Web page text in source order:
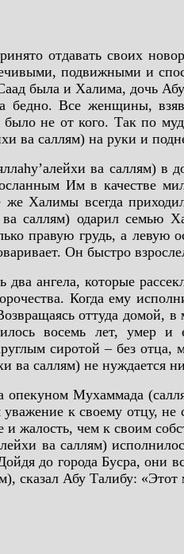
отдавать своих
подвижными и
была и Халима, дочь
бедно. Все женщины,
было не от кого. Так по
ва саллям) на руки и
ва саллям)
Им в качестве
Халимы всегда
ва саллям) одарил
правую грудь, а
Он быстро
два ангела, которые
Когда ему
оттуда
восемь лет,
сиротой – без
ва саллям) не нуждается
Мухаммада
к своему отцу,
жалость, чем к своим
ва саллям)
до города Бусра, они
сказал Абу Талибу: